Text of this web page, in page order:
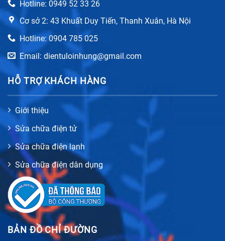
Hotline: 0949 52 33 26
Cơ sở 2: 43 Khuất Duy Tiến, Thanh Xuân, Hà Nội
Hotline: 0904 785 025
Email: dientuloinhung@gmail.com
HỖ TRỢ KHÁCH HÀNG
Giới thiệu
Sửa chữa điện tử
Sửa chữa điện lạnh
Sửa chữa điện dân dụng
BẢN ĐỒ CHỈ ĐƯỜNG